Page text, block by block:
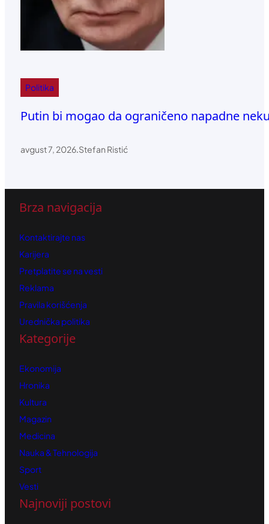
Politika
Putin bi mogao da ograničeno napadne
avgust 7, 2026.Stefan Ristić
Brza navigacija
Kontaktirajte nas
Karijera
Pretplatite se na vesti
Reklama
Pravila korišćenja
Urednička politika
Kategorije
Ekonomija
Hronika
Kultura
Magazin
Medicina
Nauka & Tehnologija
Sport
Vesti
Najnoviji postovi